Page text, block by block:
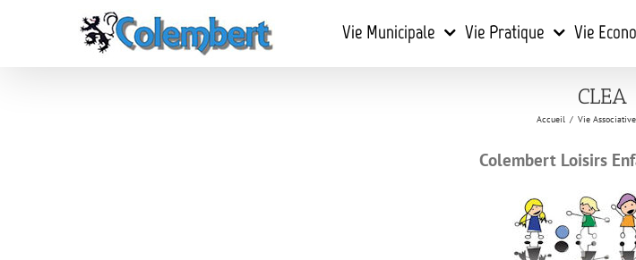
Vie Municipale Vie Pratique Vie
CLEA
Accueil / Vie Associative
Colembert Loisirs